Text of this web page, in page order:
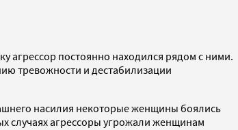
агрессор постоянно находился рядом с ними.
тревожности и дестабилизации
насилия некоторые женщины боялись
случаях агрессоры угрожали женщинам